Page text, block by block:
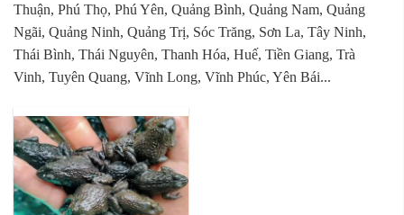
Thuận, Phú Thọ, Phú Yên, Quảng Bình, Quảng Nam, Quảng
Ngãi, Quảng Ninh, Quảng Trị, Sóc Trăng, Sơn La, Tây Ninh,
Thái Bình, Thái Nguyên, Thanh Hóa, Huế, Tiền Giang, Trà
Vinh, Tuyên Quang, Vĩnh Long, Vĩnh Phúc, Yên Bái...